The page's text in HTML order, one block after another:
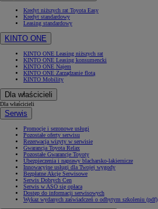
Kredyt niższych rat Toyota Easy
Kredyt standardowy
Leasing standardowy
KINTO ONE
KINTO ONE Leasing niższych rat
KINTO ONE Leasing konsumencki
KINTO ONE Najem
KINTO ONE Zarządzanie flotą
KINTO Mobility
Dla właścicieli
Dla właścicieli
Serwis
Promocje i sezonowe usługi
Pozostałe oferty serwisu
Rezerwacja wizyty w serwisie
Gwarancja Toyota Relax
Pozostałe Gwarancje Toyoty
Ubezpieczenia i naprawy blacharsko-lakiernicze
Innowacyjne usługi dla Twojej wygody
Bezpłatne Akcje Serwisowe
Serwis Dobrych Cen
Serwis w ASO się opłaca
Dostęp do informacji serwisowych
Wykaz wydanych zaświadczeń o odbytym szkoleniu (pdf)